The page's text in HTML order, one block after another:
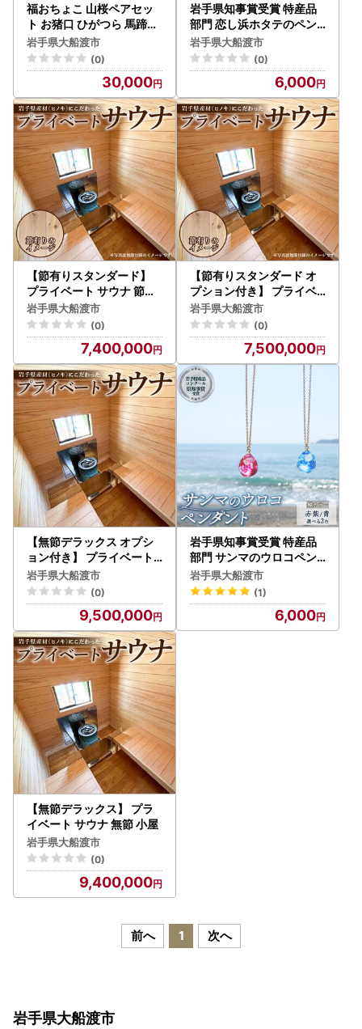
福おちょこ 山桜ペアセッ
ト お猪口 ひがつら 馬蹄鉄
南部鉄器 魔除け お守り 岩
手県 大船渡市
岩手県大船渡市
(0)
30,000
岩手県知事賞受賞 特産品
部門 恋し浜ホタテのペン
ダント 1個
岩手県大船渡市
(0)
6,000
【節有りスタンダード】
プライベート サウナ 節あ
り 小屋
岩手県大船渡市
(0)
7,400,000
【節有りスタンダード オ
プション付き】 プライベ
ート サウナ 節あり 鹿の角
岩手県大船渡市
(0)
7,500,000
【無節デラックス オプシ
ョン付き】 プライベート
サウナ 節なし 鹿の角
岩手県大船渡市
(0)
9,500,000
岩手県知事賞受賞 特産品
部門 サンマのウロコペン
ダント ペンダント 1個
岩手県大船渡市
(1)
6,000
【無節デラックス】 プラ
イベート サウナ 無節 小屋
岩手県大船渡市
(0)
9,400,000
前へ 1 次へ
岩手県大船渡市